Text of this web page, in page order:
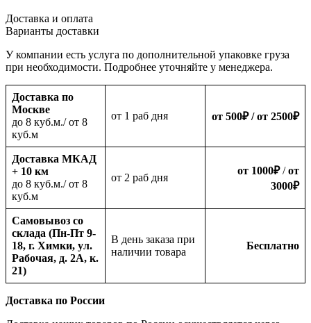
Доставка и оплата
Варианты доставки
У компании есть услуга по дополнительной упаковке груза
при необходимости. Подробнее уточняйте у менеджера.
Доставка по
Москве
до 8 куб.м./ от 8
куб.м
oт 1 раб дня от 500₽/ от 2500₽
Доставка МКАД
+ 10 км
до 8 куб.м./ от 8
куб.м
oт 2 раб дня
от 1000₽/от
3000₽
Самовывоз со
склада (Пн-Пт 9-
18, г. Химки, ул.
Рабочая, д. 2А, к.
21)
В день заказа при
наличии товара
Бесплатно
Доставка по России